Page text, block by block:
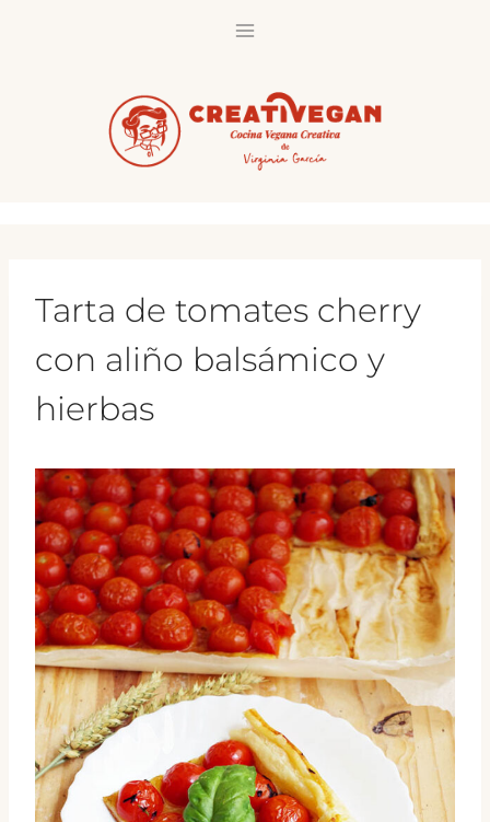
Tarta de tomates cherry
con aliño balsámico y
hierbas